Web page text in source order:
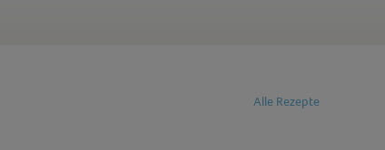
Alle Rezepte